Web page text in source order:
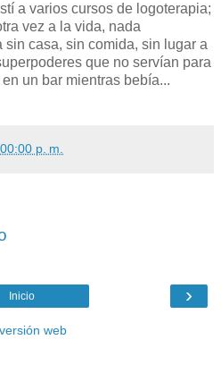
a varios cursos de logoterapia;
vez a la vida, nada
sin casa, sin comida, sin lugar a
que no servían para
un bar mientras bebía...
p. m.
›
Inicio
web